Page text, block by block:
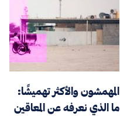
المهمشون والأكثر تهميشًا:
ما الذي نعرفه عن المعاقين